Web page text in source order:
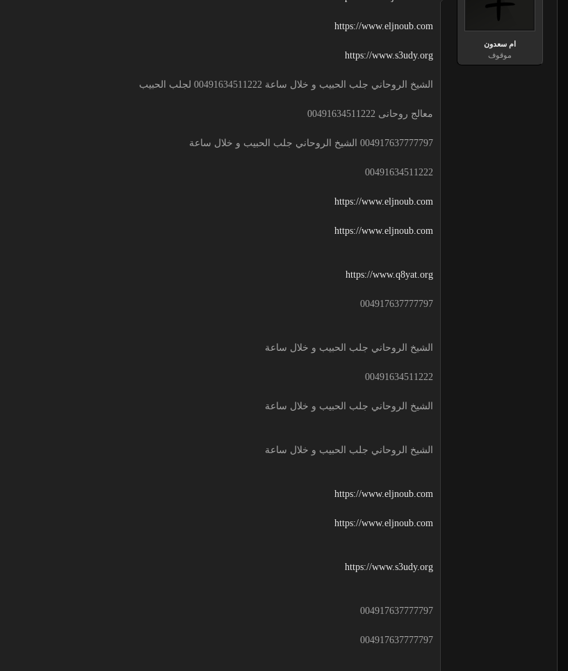
ام سعدون
موقوف
https://www.eljnoub.com
https://www.s3udy.org
الشيخ الروحاني جلب الحبيب و خلال ساعة 00491634511222 لجلب الحبيب
معالج روحانى 00491634511222
004917637777797 الشيخ الروحاني جلب الحبيب و خلال ساعة
00491634511222
https://www.eljnoub.com
https://www.eljnoub.com
https://www.q8yat.org
004917637777797
الشيخ الروحاني جلب الحبيب و خلال ساعة
00491634511222
الشيخ الروحاني جلب الحبيب و خلال ساعة
الشيخ الروحاني جلب الحبيب و خلال ساعة
https://www.eljnoub.com
https://www.eljnoub.com
https://www.s3udy.org
004917637777797
004917637777797